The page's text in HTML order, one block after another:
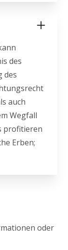
des
des
auch
Wegfall
profitieren
Erben;
oder